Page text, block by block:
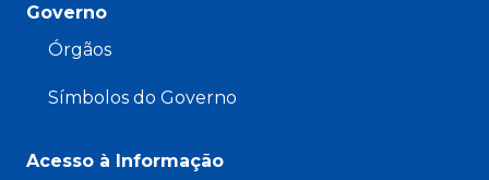
Governo
Órgãos
Símbolos do Governo
Acesso à Informação